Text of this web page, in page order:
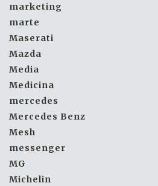
marketing
marte
Maserati
Mazda
Media
Medicina
mercedes
Mercedes Benz
Mesh
messenger
MG
Michelin